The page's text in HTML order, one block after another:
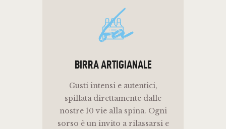
ba
BIRRA ARTIGIANALE
Gusti intensi e autentici,
spillata direttamente dalle
nostre 10 vie alla spina. Ogni
sorso è un invito a rilassarsi e